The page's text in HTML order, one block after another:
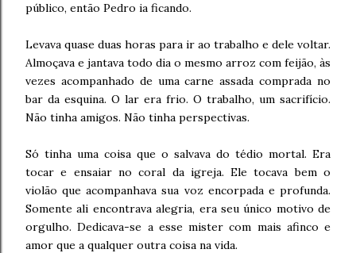
público, então Pedro ia ficando.
Levava quase duas horas para ir ao trabalho e dele voltar.
Almoçava e jantava todo dia o mesmo arroz com feijão, às
vezes acompanhado de uma carne assada comprada no
bar da esquina. O lar era frio. O trabalho, um sacrifício.
Não tinha amigos. Não tinha perspectivas.
Só tinha uma coisa que o salvava do tédio mortal. Era
tocar e ensaiar no coral da igreja. Ele tocava bem o
violão que acompanhava sua voz encorpada e profunda.
Somente ali encontrava alegria, era seu único motivo de
orgulho. Dedicava-se a esse mister com mais afinco e
amor que a qualquer outra coisa na vida.